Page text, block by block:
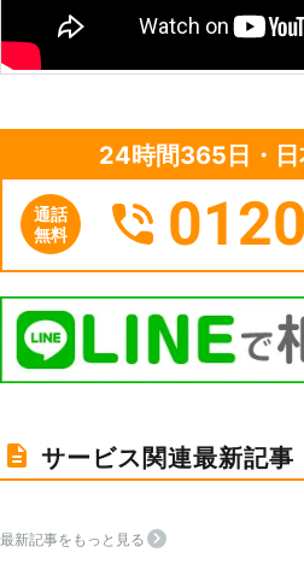
24時間365日・日
通話
無料
サービス関連最新記事
最新記事をもっと見る